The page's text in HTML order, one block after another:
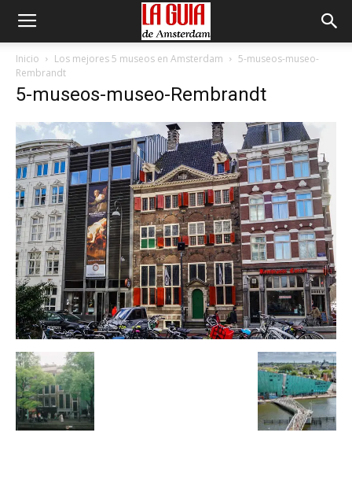
Inicio Los mejores 5 museos en Amsterdam
5-museos-museo-
Rembrandt
5-museos-museo-Rembrandt